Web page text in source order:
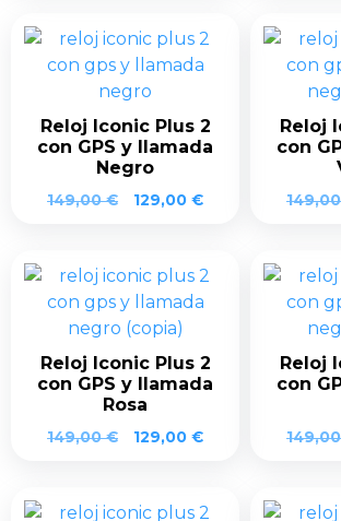
Reloj Iconic Plus 2
con GPS y llamada
Negro
149,00€
El
era:
149,00 €.
129,00 €El
129,00 €.
Reloj
con
Reloj Iconic Plus 2
con GPS y llamada
Rosa
149,00€
El
era:
129,00 €El
Reloj
con